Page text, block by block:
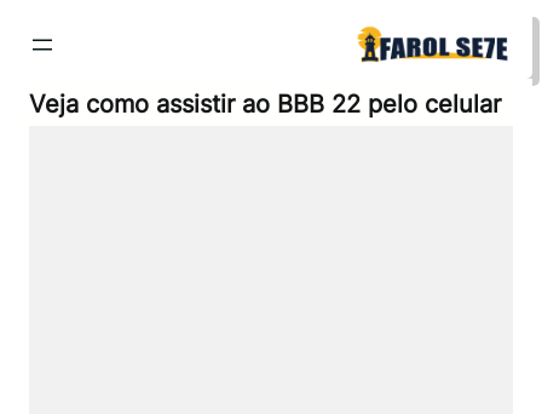
para
conteúdo
Veja como assistir ao BBB 22 pelo celular